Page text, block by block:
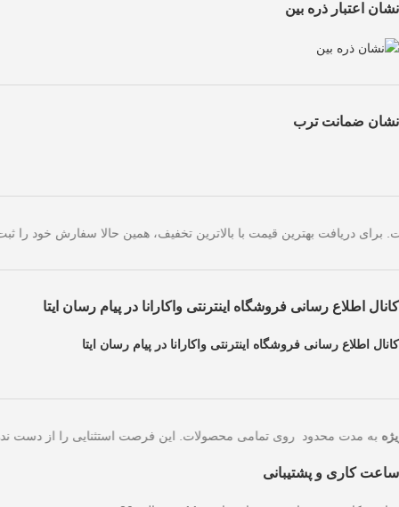
نشان اعتبار ذره بین
نشان ضمانت ترب
امروز است. برای دریافت بهترین قیمت با بالاترین تخفیف، همین حالا
کانال اطلاع رسانی فروشگاه اینترنتی واکارانا در پیام رسان ایتا
کانال اطلاع رسانی فروشگاه اینترنتی واکارانا در پیام رسان ایتا
به مدت محدود روی تمامی محصولات. این فرصت استثنایی را
ساعت کاری و پشتیبانی